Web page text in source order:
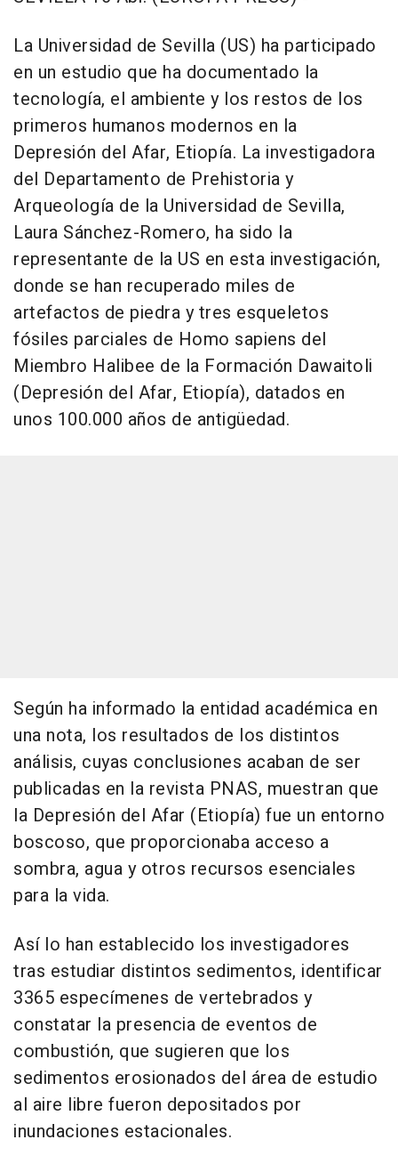
La Universidad de Sevilla (US) ha participado
en un estudio que ha documentado la
tecnología, el ambiente y los restos de los
primeros humanos modernos en la
Depresión del Afar, Etiopía. La investigadora
del Departamento de Prehistoria y
Arqueología de la Universidad de Sevilla,
Laura Sánchez-Romero, ha sido la
representante de la US en esta investigación,
donde se han recuperado miles de
artefactos de piedra y tres esqueletos
fósiles parciales de Homo sapiens del
Miembro Halibee de la Formación Dawaitoli
(Depresión del Afar, Etiopía), datados en
unos 100.000 años de antigüedad.
Según ha informado la entidad académica en
una nota, los resultados de los distintos
análisis, cuyas conclusiones acaban de ser
publicadas en la revista PNAS, muestran que
la Depresión del Afar (Etiopía) fue un entorno
boscoso, que proporcionaba acceso a
sombra, agua y otros recursos esenciales
para la vida.
Así lo han establecido los investigadores
tras estudiar distintos sedimentos, identificar
3365 especímenes de vertebrados y
constatar la presencia de eventos de
combustión, que sugieren que los
sedimentos erosionados del área de estudio
al aire libre fueron depositados por
inundaciones estacionales.